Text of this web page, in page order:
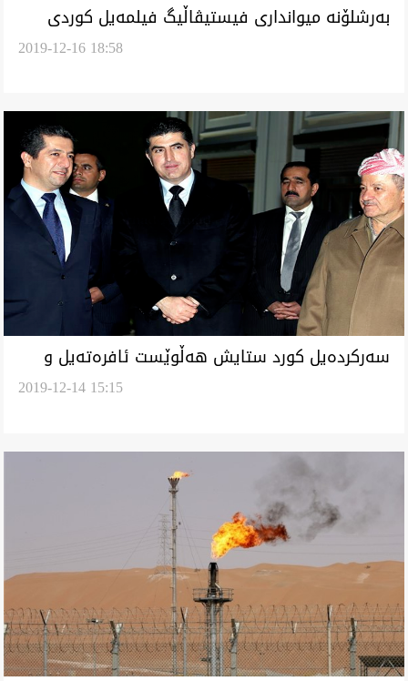
به‌رشلۆنه‌ ميواندارى فيستيڤاڵيگ فيلمه‌يل كوردى
2019-12-16 18:58
سه‌ركرده‌يل كورد ستايش هه‌ڵوێست ئافره‌ته‌يل و
2019-12-14 15:15